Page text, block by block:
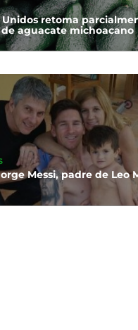
Unidos retoma
aguacate michoacano
Messi, padre de Leo